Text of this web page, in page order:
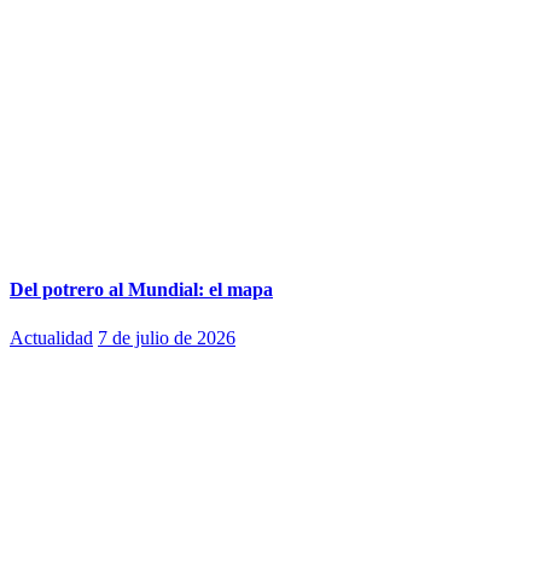
Del potrero al Mundial: el mapa
Actualidad 7 de julio de 2026